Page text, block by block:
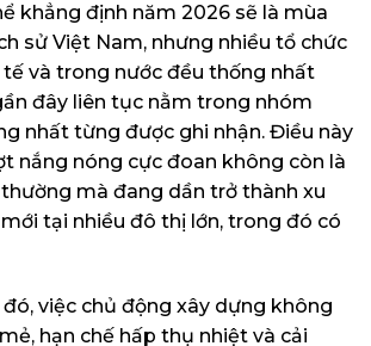
khẳng định năm 2026 sẽ là mùa
sử Việt Nam, nhưng nhiều tổ chức
và trong nước đều thống nhất
đây liên tục nằm trong nhóm
nhất từng được ghi nhận. Điều này
nắng nóng cực đoan không còn là
mà đang dần trở thành xu
tại nhiều đô thị lớn, trong đó có
việc chủ động xây dựng không
hạn chế hấp thụ nhiệt và cải